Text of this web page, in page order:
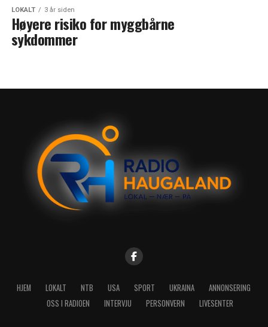
LOKALT 3 år siden
Høyere risiko for myggbårne
sykdommer
HJEM LOKALT NTB USA SPORT UKRAINA
ANNONSERING
OSS I RADIOEN
INTERVJU PERSONVERN LIVESENTER